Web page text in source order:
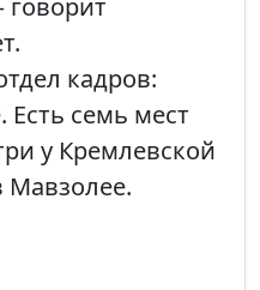
кадров:
семь мест
у Кремлевской
Мавзолее.